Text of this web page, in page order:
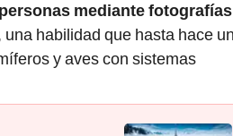
mediante fotografías
habilidad que hasta hace
y aves con sistemas